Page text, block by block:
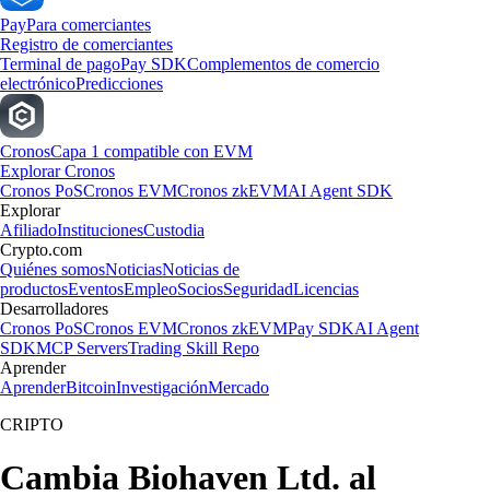
PayPara comerciantes
Registro de comerciantes
Terminal de pagoPay SDKComplementos de comercio
electrónicoPredicciones
CronosCapa 1 compatible con EVM
Explorar Cronos
Cronos PoSCronos EVMCronos zkEVMAI Agent SDK
Explorar
AfiliadoInstitucionesCustodia
Crypto.com
Quiénes somosNoticiasNoticias de
productosEventosEmpleoSociosSeguridadLicencias
Desarrolladores
Cronos PoSCronos EVMCronos zkEVMPay SDKAI Agent
SDKMCP ServersTrading Skill Repo
Aprender
AprenderBitcoinInvestigaciónMercado
CRIPTO
Cambia Biohaven Ltd. al